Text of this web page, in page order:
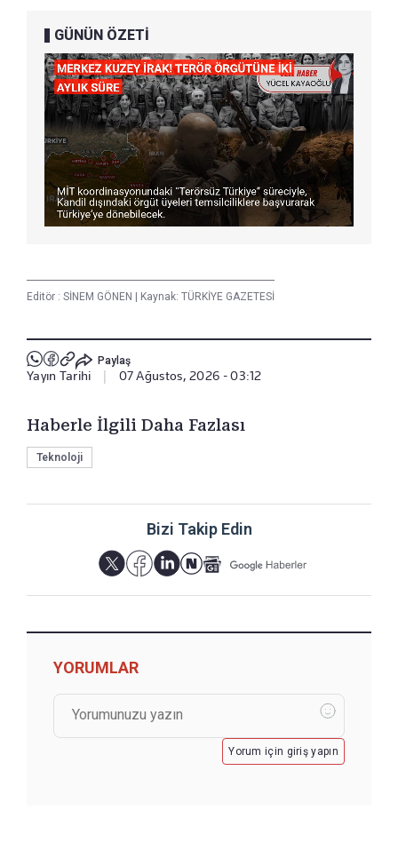
GÜNÜN ÖZETİ
Editör : SİNEM GÖNEN Kaynak: TÜRKİYE GAZETESİ
Paylaş
Yayın Tarihi 07 Ağustos, 2026 - 03:12
Haberle İlgili Daha Fazlası
Teknoloji
Bizi Takip Edin
YORUMLAR
Yorum için giriş yapın